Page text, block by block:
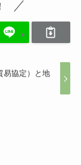
易協定）と地